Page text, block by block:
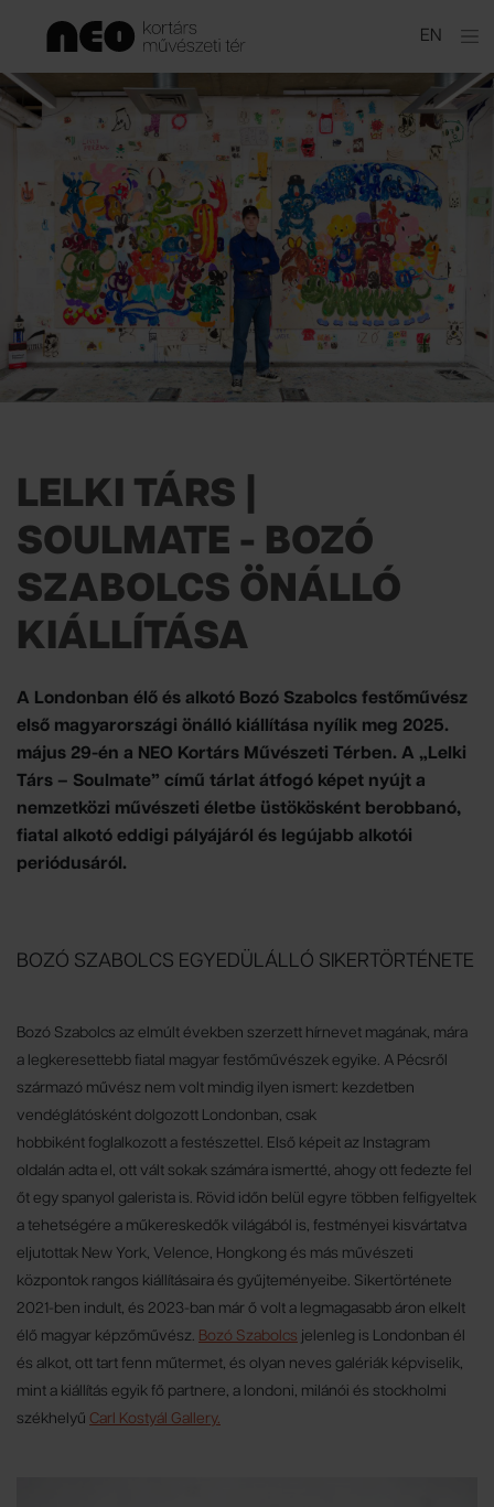
EN
LELKI TÁRS |
SOULMATE - BOZÓ
SZABOLCS ÖNÁLLÓ
KIÁLLÍTÁSA
A Londonban élő és alkotó Bozó Szabolcs festőművész
első magyarországi önálló kiállítása nyílik meg 2025.
május 29-én a NEO Kortárs Művészeti Térben. A „Lelki
Társ – Soulmate” című tárlat átfogó képet nyújt a
nemzetközi művészeti életbe üstökösként berobbanó,
fiatal alkotó eddigi pályájáról és legújabb alkotói
periódusáról.
BOZÓ SZABOLCS EGYEDÜLÁLLÓ SIKERTÖRTÉNETE
Bozó Szabolcs az elmúlt években szerzett hírnevet magának, mára
a legkeresettebb fiatal magyar festőművészek egyike. A Pécsről
származó művész nem volt mindig ilyen ismert: kezdetben
vendéglátósként dolgozott Londonban, csak
hobbiként foglalkozott a festészettel. Első képeit az Instagram
oldalán adta el, ott vált sokak számára ismertté, ahogy ott fedezte fel
őt egy spanyol galerista is. Rövid időn belül egyre többen felfigyeltek
a tehetségére a műkereskedők világából is, festményei kisvártatva
eljutottak New York, Velence, Hongkong és más művészeti
központok rangos kiállításaira és gyűjteményeibe. Sikertörténete
2021-ben indult, és 2023-ban már ő volt a legmagasabb áron elkelt
élő magyar képzőművész. Bozó Szabolcs jelenleg is Londonban él
és alkot, ott tart fenn műtermet, és olyan neves galériák képviselik,
mint a kiállítás egyik fő partnere, a londoni, milánói és stockholmi
székhelyű Carl Kostyál Gallery.